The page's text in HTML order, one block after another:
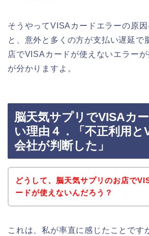
そうやってVISAカードエラーの原因
と、意外と多くの方が支払い遅延で
店でVISAカードが使えないエラー
が分かりますよ。
脳天気サプリでVISAカ
い理由４．「不正利用と
会社が判断した」
どうして、脳天気サプリのお店で
ードが使えないんだろう？
これは、私が率直に感じたことです